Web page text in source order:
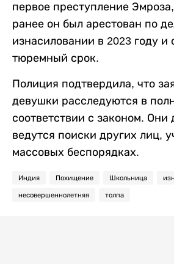
первое преступление
ранее он был арестован по
изнасиловании в 2023 году и
тюремный срок.
Полиция подтвердила, что
девушки расследуются в
соответствии с законом. Они
ведутся поиски других лиц,
массовых беспорядках.
Индия Похищение Школьница
несовершеннолетняя толпа